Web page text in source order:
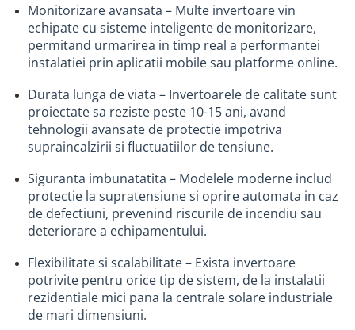
Solutii pentru tratarea tevilor de
irigat
Casa si gradina
Casute de gradina
Scule si unelte gradina
Separatoare de gazon
Geocelule terasamente
Pavele ecologice
Plase umbrire si antiinghet
Surse de iluminat
Corpuri de iluminat
Senzori de miscare
Monitorizare avansata – Multe invertoare vin
echipate cu sisteme inteligente de monitorizare,
permitand urmarirea in timp real a performantei
instalatiei prin aplicatii mobile sau platforme online.
Durata lunga de viata – Invertoarele de calitate sunt
proiectate sa reziste peste 10-15 ani, avand
tehnologii avansate de protectie impotriva
supraincalzirii si fluctuatiilor de tensiune.
Siguranta imbunatatita – Modelele moderne includ
protectie la supratensiune si oprire automata in caz
de defectiuni, prevenind riscurile de incendiu sau
deteriorare a echipamentului.
Flexibilitate si scalabilitate – Exista invertoare
potrivite pentru orice tip de sistem, de la instalatii
rezidentiale mici pana la centrale solare industriale
de mari dimensiuni.